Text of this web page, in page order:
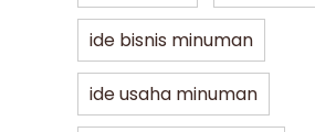
ide bisnis minuman
ide usaha minuman